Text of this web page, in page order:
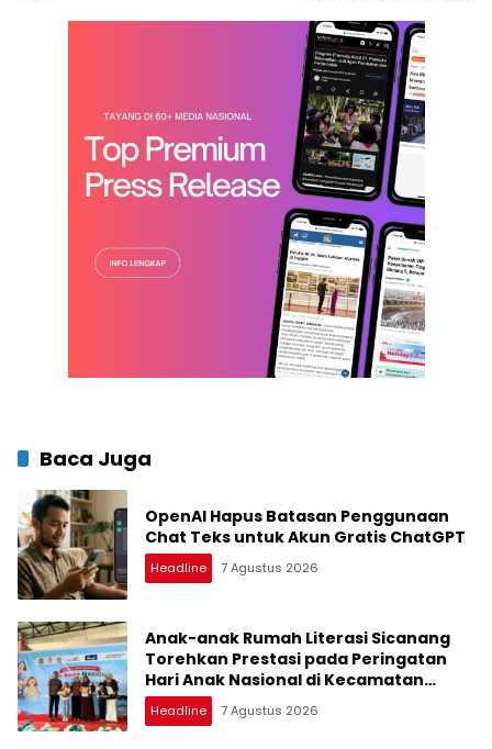
Baca Juga
OpenAI Hapus Batasan Penggunaan
Chat Teks untuk Akun Gratis ChatGPT
Headline 7 Agustus 2026
Anak-anak Rumah Literasi Sicanang
Torehkan Prestasi pada Peringatan
Hari Anak Nasional di Kecamatan
Medan Belawan
Headline 7 Agustus 2026